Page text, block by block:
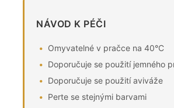
NÁVOD K PÉČI
Omyvatelné v pračce na 40°C
Doporučuje se použití jemného
Doporučuje se použití aviváže
Perte se stejnými barvami